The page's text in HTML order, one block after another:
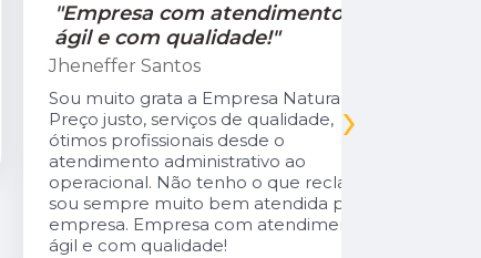
com atendimento
e com qualidade!"
Santos
muito grata a Empresa Natural Gás.
justo, serviços de qualidade,
profissionais desde o
administrativo ao
Não tenho o que reclamar,
sempre muito bem atendida pela
Empresa com atendimento
e com qualidade!
›